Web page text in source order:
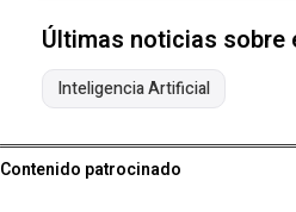
Últimas noticias sobre
Inteligencia Artificial
Contenido patrocinado